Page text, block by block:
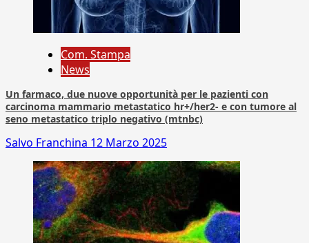
Com. Stampa
News
Un farmaco, due nuove opportunità per le pazienti con
carcinoma mammario metastatico hr+/her2- e con tumore al
seno metastatico triplo negativo (mtnbc)
Salvo Franchina 12 Marzo 2025